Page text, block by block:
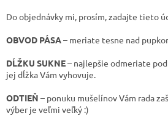
Do objednávky mi, prosím, zadajte tieto
OBVOD PÁSA– meriate tesne nad
DĹŽKU SUKNE– najlepšie odmeriate
jej dĺžka Vám vyhovuje.
ODTIEŇ – ponuku mušelínov Vám rada
výber je veľmi veľký :)